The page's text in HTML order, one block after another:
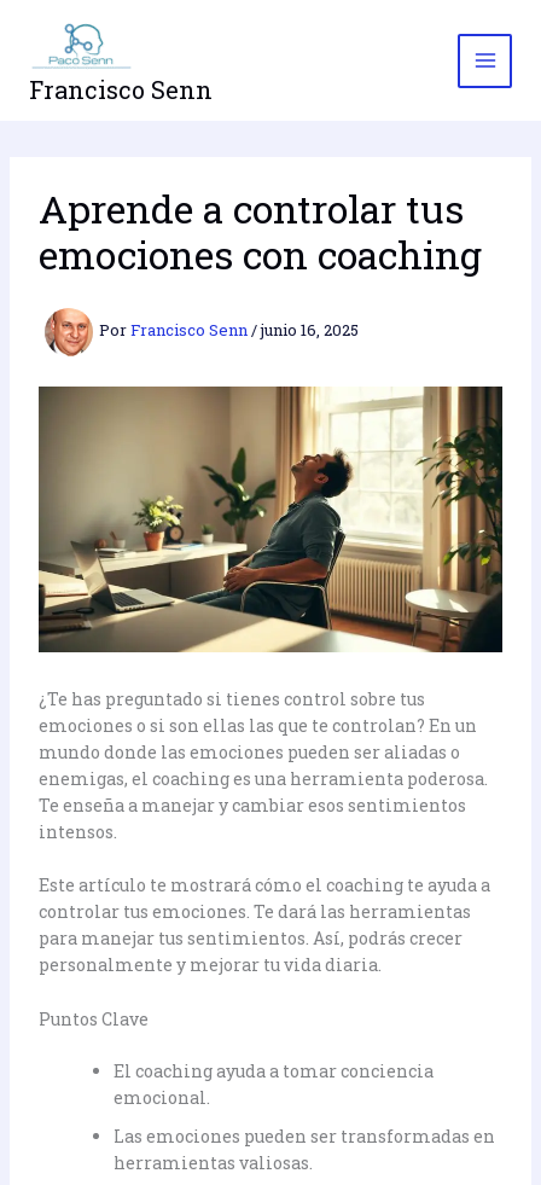
contenido
Francisco Senn
Aprende a controlar tus
emociones con coaching
PorFrancisco Senn/junio 16, 2025
¿Te has preguntado si tienes control sobre tus
emociones o si son ellas las que te controlan? En un
mundo donde las emociones pueden ser aliadas o
enemigas, el coaching es una herramienta poderosa.
Te enseña a manejar y cambiar esos sentimientos
intensos.
Este artículo te mostrará cómo el coaching te ayuda a
controlar tus emociones. Te dará las herramientas
para manejar tus sentimientos. Así, podrás crecer
personalmente y mejorar tu vida diaria.
Puntos Clave
El coaching ayuda a tomar conciencia
emocional.
Las emociones pueden ser transformadas en
herramientas valiosas.